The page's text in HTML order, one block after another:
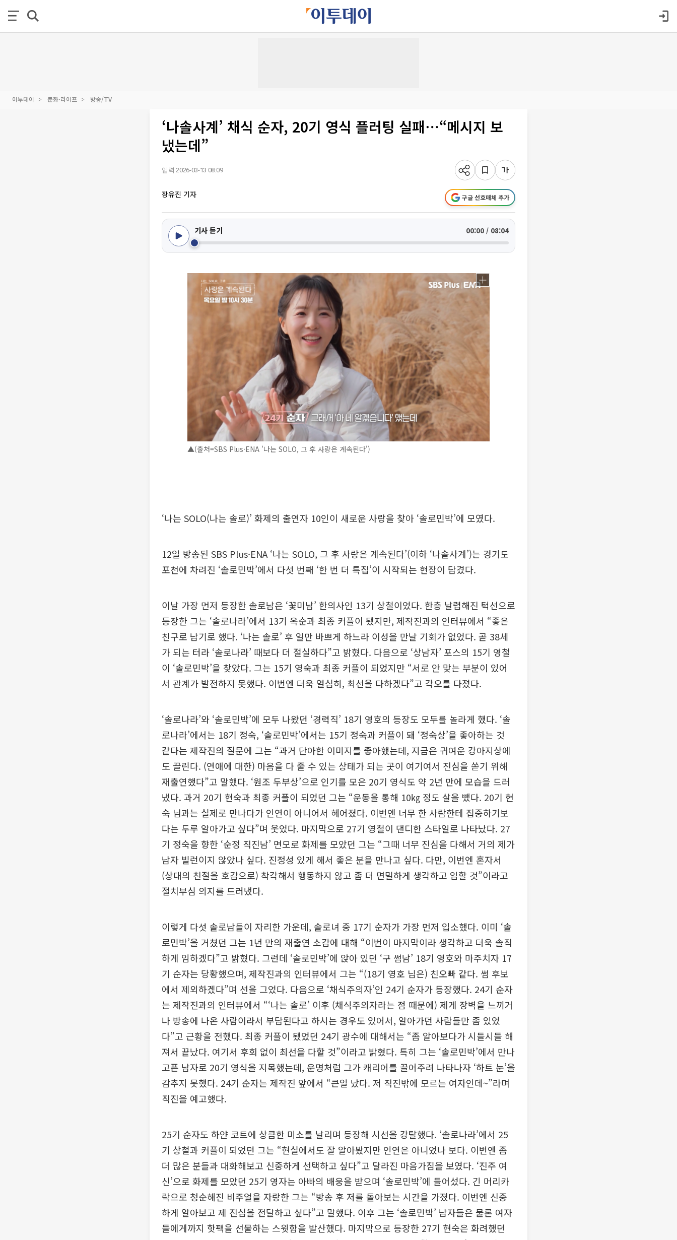
이투데이 문화·라이프 방송/TV
‘나솔사계’ 채식 순자, 20기 영식 플러팅 실패⋯“메시지 보
냈는데”
입력 2026-03-13 08:09
장유진 기자 구글 선호매체 추가
기사 듣기 00:00 / 08:04
▲(출처=SBS Plus·ENA '나는 SOLO, 그 후 사랑은 계속된다')
‘나는 SOLO(나는 솔로)’ 화제의 출연자 10인이 새로운 사랑을 찾아 ‘솔로민박’에 모였다.
12일 방송된 SBS Plus·ENA ‘나는 SOLO, 그 후 사랑은 계속된다’(이하 ‘나솔사계’)는 경기도
포천에 차려진 ‘솔로민박’에서 다섯 번째 ‘한 번 더 특집’이 시작되는 현장이 담겼다.
이날 가장 먼저 등장한 솔로남은 ‘꽃미남’ 한의사인 13기 상철이었다. 한층 날렵해진 턱선으로
등장한 그는 ‘솔로나라’에서 13기 옥순과 최종 커플이 됐지만, 제작진과의 인터뷰에서 “좋은
친구로 남기로 했다. ‘나는 솔로’ 후 일만 바쁘게 하느라 이성을 만날 기회가 없었다. 곧 38세
가 되는 터라 ‘솔로나라’ 때보다 더 절실하다”고 밝혔다. 다음으로 ‘상남자’ 포스의 15기 영철
이 ‘솔로민박’을 찾았다. 그는 15기 영숙과 최종 커플이 되었지만 “서로 안 맞는 부분이 있어
서 관계가 발전하지 못했다. 이번엔 더욱 열심히, 최선을 다하겠다”고 각오를 다졌다.
‘솔로나라’와 ‘솔로민박’에 모두 나왔던 ‘경력직’ 18기 영호의 등장도 모두를 놀라게 했다. ‘솔
로나라’에서는 18기 정숙, ‘솔로민박’에서는 15기 정숙과 커플이 돼 ‘정숙상’을 좋아하는 것
같다는 제작진의 질문에 그는 “과거 단아한 이미지를 좋아했는데, 지금은 귀여운 강아지상에
도 끌린다. (연애에 대한) 마음을 다 줄 수 있는 상태가 되는 곳이 여기여서 진심을 쏟기 위해
재출연했다”고 말했다. ‘원조 두부상’으로 인기를 모은 20기 영식도 약 2년 만에 모습을 드러
냈다. 과거 20기 현숙과 최종 커플이 되었던 그는 “운동을 통해 10㎏ 정도 살을 뺐다. 20기 현
숙 님과는 실제로 만나다가 인연이 아니어서 헤어졌다. 이번엔 너무 한 사람한테 집중하기보
다는 두루 알아가고 싶다”며 웃었다. 마지막으로 27기 영철이 댄디한 스타일로 나타났다. 27
기 정숙을 향한 ‘순정 직진남’ 면모로 화제를 모았던 그는 “그때 너무 진심을 다해서 거의 제가
남자 빌런이지 않았나 싶다. 진정성 있게 해서 좋은 분을 만나고 싶다. 다만, 이번엔 혼자서
(상대의 친절을 호감으로) 착각해서 행동하지 않고 좀 더 면밀하게 생각하고 임할 것”이라고
절치부심 의지를 드러냈다.
이렇게 다섯 솔로남들이 자리한 가운데, 솔로녀 중 17기 순자가 가장 먼저 입소했다. 이미 ‘솔
로민박’을 거쳤던 그는 1년 만의 재출연 소감에 대해 “이번이 마지막이라 생각하고 더욱 솔직
하게 임하겠다”고 밝혔다. 그런데 ‘솔로민박’에 앉아 있던 ‘구 썸남’ 18기 영호와 마주치자 17
기 순자는 당황했으며, 제작진과의 인터뷰에서 그는 “(18기 영호 님은) 친오빠 같다. 썸 후보
에서 제외하겠다”며 선을 그었다. 다음으로 ‘채식주의자’인 24기 순자가 등장했다. 24기 순자
는 제작진과의 인터뷰에서 “‘나는 솔로’ 이후 (채식주의자라는 점 때문에) 제게 장벽을 느끼거
나 방송에 나온 사람이라서 부담된다고 하시는 경우도 있어서, 알아가던 사람들만 좀 있었
다”고 근황을 전했다. 최종 커플이 됐었던 24기 광수에 대해서는 “좀 알아보다가 시들시들 해
져서 끝났다. 여기서 후회 없이 최선을 다할 것”이라고 밝혔다. 특히 그는 ‘솔로민박’에서 만나
고픈 남자로 20기 영식을 지목했는데, 운명처럼 그가 캐리어를 끌어주려 나타나자 ‘하트 눈’을
감추지 못했다. 24기 순자는 제작진 앞에서 “큰일 났다. 저 직진밖에 모르는 여자인데~”라며
직진을 예고했다.
25기 순자도 하얀 코트에 상큼한 미소를 날리며 등장해 시선을 강탈했다. ‘솔로나라’에서 25
기 상철과 커플이 되었던 그는 “현실에서도 잘 알아봤지만 인연은 아니었나 보다. 이번엔 좀
더 많은 분들과 대화해보고 신중하게 선택하고 싶다”고 달라진 마음가짐을 보였다. ‘진주 여
신’으로 화제를 모았던 25기 영자는 아빠의 배웅을 받으며 ‘솔로민박’에 들어섰다. 긴 머리카
락으로 청순해진 비주얼을 자랑한 그는 “방송 후 저를 돌아보는 시간을 가졌다. 이번엔 신중
하게 알아보고 제 진심을 전달하고 싶다”고 말했다. 이후 그는 ‘솔로민박’ 남자들은 물론 여자
들에게까지 핫팩을 선물하는 스윗함을 발산했다. 마지막으로 등장한 27기 현숙은 화려했던